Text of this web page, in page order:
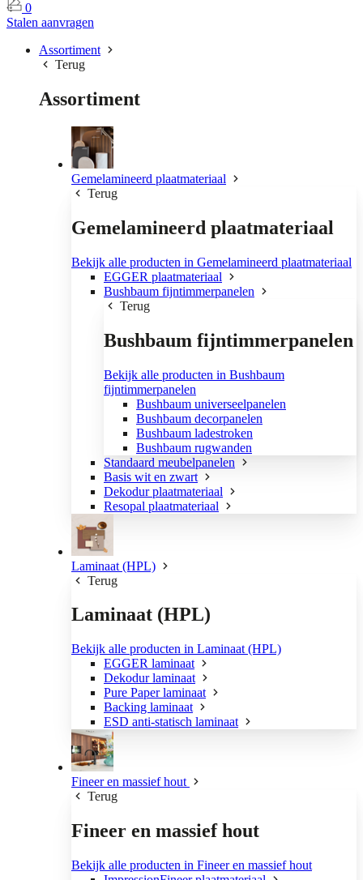
0
Stalen aanvragen
Assortiment
Terug
Assortiment
Gemelamineerd plaatmateriaal
Terug
Gemelamineerd plaatmateriaal
Bekijk alle producten in Gemelamineerd plaatmateriaal
EGGER plaatmateriaal
Bushbaum fijntimmerpanelen
Terug
Bushbaum fijntimmerpanelen
Bekijk alle producten in Bushbaum
fijntimmerpanelen
Bushbaum universeelpanelen
Bushbaum decorpanelen
Bushbaum ladestroken
Bushbaum rugwanden
Standaard meubelpanelen
Basis wit en zwart
Dekodur plaatmateriaal
Resopal plaatmateriaal
Laminaat (HPL)
Terug
Laminaat (HPL)
Bekijk alle producten in Laminaat (HPL)
EGGER laminaat
Dekodur laminaat
Pure Paper laminaat
Backing laminaat
ESD anti-statisch laminaat
Fineer en massief hout
Terug
Fineer en massief hout
Bekijk alle producten in Fineer en massief hout